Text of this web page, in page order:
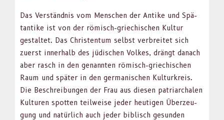
Das Ver­ständ­nis vom Men­schen der Antike und Spä­
tan­tike ist von der römisch-griechis­chen Kul­tur
gestal­tet. Das Chris­ten­tum selb­st ver­bre­it­et sich
zuerst inner­halb des jüdis­chen Volkes, drängt danach
aber rasch in den genan­nten römisch-griechis­chen
Raum und später in den ger­man­is­chen Kul­turkreis.
Die Beschrei­bun­gen der Frau aus diesen patri­ar­chalen
Kul­turen spot­ten teil­weise jed­er heuti­gen Überzeu­
gung und natür­lich auch jed­er bib­lisch gesun­den